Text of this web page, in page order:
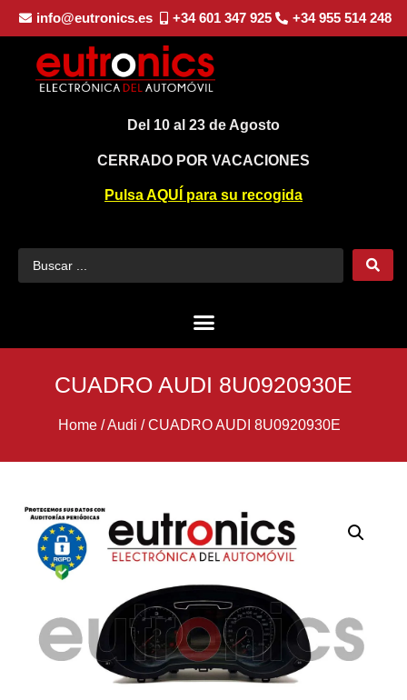
info@eutronics.es +34 601 347 925 +34 955 514 248
Del 10 al 23 de Agosto
CERRADO POR VACACIONES
Pulsa AQUÍ para su recogida
CUADRO AUDI 8U0920930E
Home /Audi /CUADRO AUDI 8U0920930E